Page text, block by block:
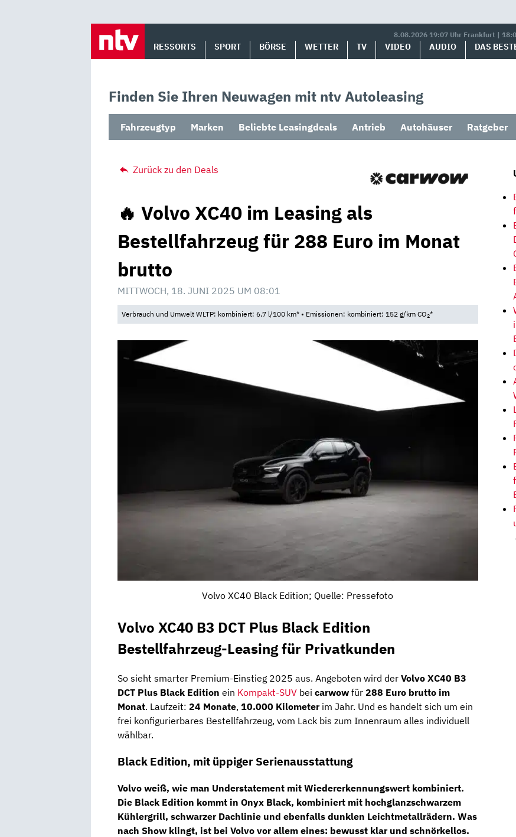
8.08.2026 19:07 Uhr Frankfurt |
RESSORTS SPORT BÖRSE WETTER TV VIDEO AUDIO DAS
Finden Sie Ihren Neuwagen mit ntv Autoleasing
Fahrzeugtyp Marken Beliebte Leasingdeals Antrieb Autohäuser Ratgeber
Zurück zu den Deals
🔥 Volvo XC40 im Leasing als
Bestellfahrzeug für 288 Euro im Monat
brutto
MITTWOCH, 18. JUNI 2025 UM 08:01
Verbrauch und Umwelt WLTP: kombiniert: 6,7 l/100 km* • Emissionen: kombiniert: 152 g/km CO2*
Volvo XC40 Black Edition; Quelle: Pressefoto
Volvo XC40 B3 DCT Plus Black Edition
Bestellfahrzeug-Leasing für Privatkunden
So sieht smarter Premium-Einstieg 2025 aus. Angeboten wird der Volvo XC40 B3
DCT Plus Black Edition ein Kompakt-SUV bei carwow für 288 Euro brutto im
Monat. Laufzeit: 24 Monate, 10.000 Kilometerim Jahr. Und es handelt sich um ein
frei konfigurierbares Bestellfahrzeug, vom Lack bis zum Innenraum alles individuell
wählbar.
Black Edition, mit üppiger Serienausstattung
Volvo weiß, wie man Understatement mit Wiedererkennungswert kombiniert.
Die Black Edition kommt in Onyx Black, kombiniert mit hochglanzschwarzem
Kühlergrill, schwarzer Dachlinie und ebenfalls dunklen Leichtmetallrädern. Was
nach Show klingt, ist bei Volvo vor allem eines: bewusst klar und schnörkellos.